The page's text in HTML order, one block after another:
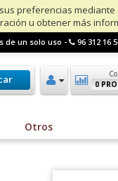
preferencias
u obtener más
de un solo uso - 96 312 16
0
Otros